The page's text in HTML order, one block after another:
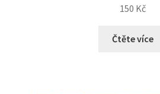
150 Kč
Čtěte více